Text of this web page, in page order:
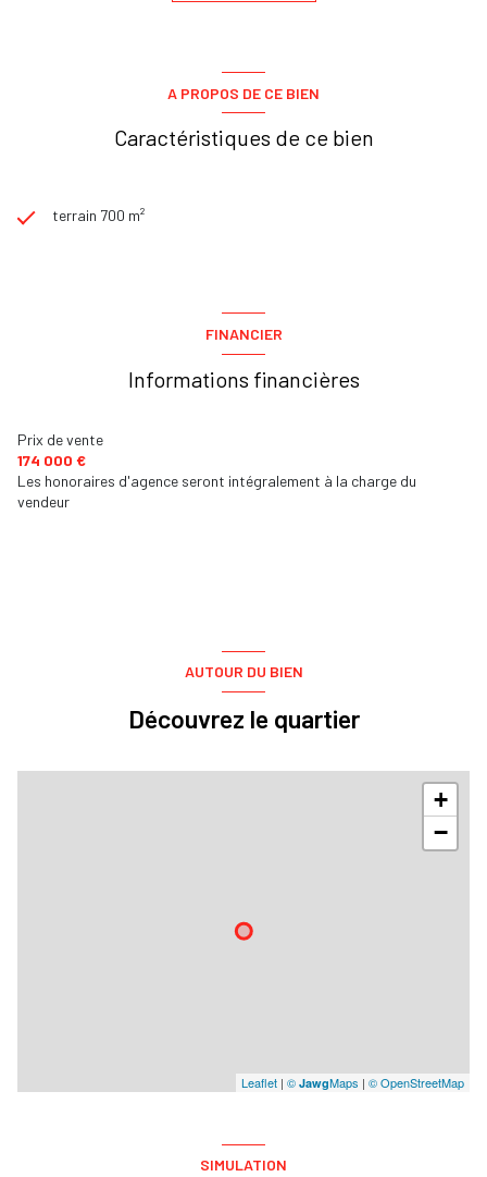
Les informations sur les risques auxquels ce bien est exposé sont
Géorisques
A PROPOS DE CE BIEN
Caractéristiques de ce bien
terrain 700 m²
FINANCIER
Informations financières
Prix de vente
174 000 €
Les honoraires d'agence seront intégralement à la charge du
vendeur
AUTOUR DU BIEN
Découvrez le quartier
+
−
Leaflet | © JawgMaps | © OpenStreetMap
SIMULATION